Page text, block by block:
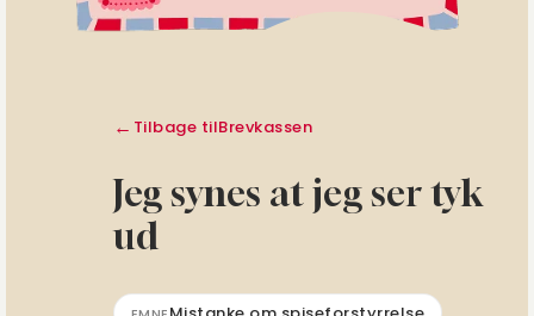
Tilbage tilBrevkassen
Jeg synes at jeg ser tyk
ud